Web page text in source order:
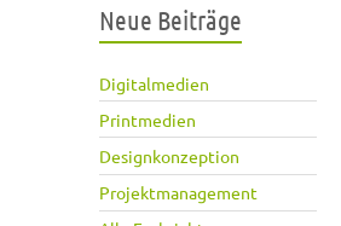
Neue Beiträge
Digitalmedien
Printmedien
Designkonzeption
Projektmanagement